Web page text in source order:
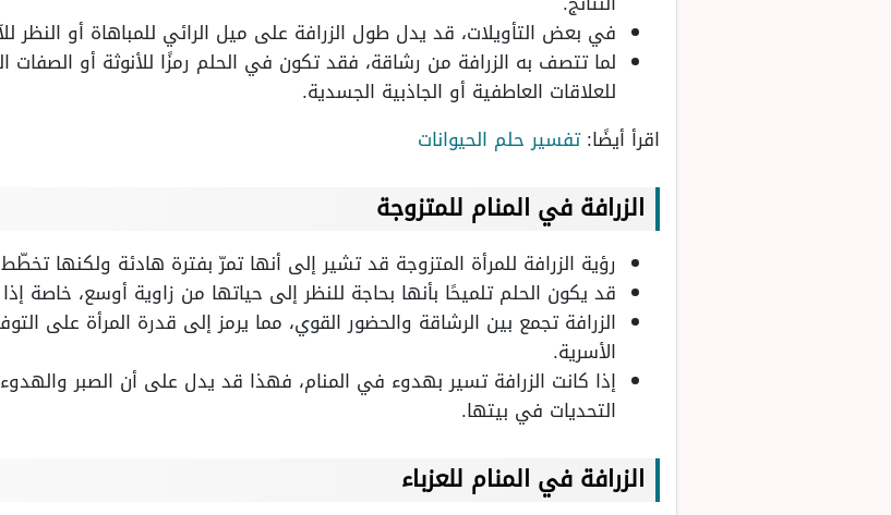
في بعض التأويلات، قد يدل طول الزرافة على ميل الرائي للمباهاة أو النظر
لما تتصف به الزرافة من رشاقة، فقد تكون في الحلم رمزًا للأنوثة أو
للعلاقات العاطفية أو الجاذبية الجسدية.
اقرأ أيضًا:تفسير حلم الحيوانات
الزرافة في المنام للمتزوجة
رؤية الزرافة للمرأة المتزوجة قد تشير إلى أنها تمرّ بفترة هادئة ولكنها
قد يكون الحلم تلميحًا بأنها بحاجة للنظر إلى حياتها من زاوية أوسع، خاصة
الزرافة تجمع بين الرشاقة والحضور القوي، مما يرمز إلى قدرة المرأة على
الأسرية.
إذا كانت الزرافة تسير بهدوء في المنام، فهذا قد يدل على أن الصبر
التحديات في بيتها.
الزرافة في المنام للعزباء